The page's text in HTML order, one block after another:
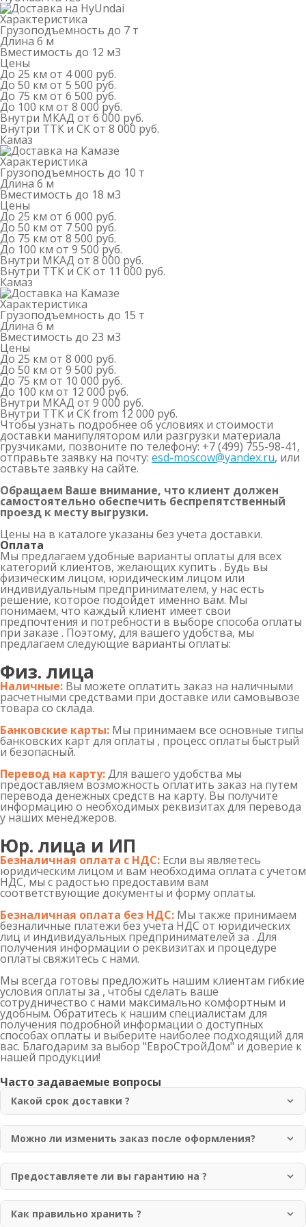
Характеристика
Грузоподъемность до 7 т
Длина 6 м
Вместимость до 12 м3
Цены
До 25 км от 4 000 руб.
До 50 км от 5 500 руб.
До 75 км от 6 500 руб.
До 100 км от 8 000 руб.
Внутри МКАД от 6 000 руб.
Внутри ТТК и СКот 8 000 руб.
Камаз
Характеристика
Грузоподъемность до 10 т
Длина 6 м
Вместимость до 18 м3
Цены
До 25 км от 6 000 руб.
До 50 км от 7 500 руб.
До 75 км от 8 500 руб.
До 100 км от 9 500 руб.
Внутри МКАД от 8 000 руб.
Внутри ТТК и СКот 11 000 руб.
Камаз
Характеристика
Грузоподъемность до 15 т
Длина 6 м
Вместимость до 23 м3
Цены
До 25 км от 8 000 руб.
До 50 км от 9 500 руб.
До 75 км от 10 000 руб.
До 100 км от 12 000 руб.
Внутри МКАД от 9 000 руб.
Внутри ТТК и СКfrom 12 000 руб.
Чтобы узнать подробнее об условиях и стоимости
доставки манипулятором или разгрузки материала
грузчиками, позвоните по телефону: +7 (499) 755-98-41,
отправьте заявку на почту: esd-moscow@yandex.ru, или
оставьте заявку на сайте.
Обращаем Ваше внимание, что клиент должен
самостоятельно обеспечить беспрепятственный
проезд к месту выгрузки.
Цены на в каталоге указаны без учета доставки.
Оплата
Мы предлагаем удобные варианты оплаты для всех
категорий клиентов, желающих купить . Будь вы
физическим лицом, юридическим лицом или
индивидуальным предпринимателем, у нас есть
решение, которое подойдет именно вам. Мы
понимаем, что каждый клиент имеет свои
предпочтения и потребности в выборе способа оплаты
при заказе . Поэтому, для вашего удобства, мы
предлагаем следующие варианты оплаты:
Физ. лица
Наличные: Вы можете оплатить заказ на наличными
расчетными средствами при доставке или самовывозе
товара со склада.
Банковские карты: Мы принимаем все основные типы
банковских карт для оплаты , процесс оплаты быстрый
и безопасный.
Перевод на карту:Для вашего удобства мы
предоставляем возможность оплатить заказ на путем
перевода денежных средств на карту. Вы получите
информацию о необходимых реквизитах для перевода
у наших менеджеров.
Юр. лица и ИП
Безналичная оплата с НДС: Если вы являетесь
юридическим лицом и вам необходима оплата с учетом
НДС, мы с радостью предоставим вам
соответствующие документы и форму оплаты.
Безналичная оплата без НДС: Мы также принимаем
безналичные платежи без учета НДС от юридических
лиц и индивидуальных предпринимателей за . Для
получения информации о реквизитах и процедуре
оплаты свяжитесь с нами.
Мы всегда готовы предложить нашим клиентам гибкие
условия оплаты за , чтобы сделать ваше
сотрудничество с нами максимально комфортным и
удобным. Обратитесь к нашим специалистам для
получения подробной информации о доступных
способах оплаты и выберите наиболее подходящий для
вас. Благодарим за выбор "ЕвроСтройДом" и доверие к
нашей продукции!
Часто задаваемые вопросы
Какой срок доставки ?
Доставка осуществляется в течение 1-3 рабочих дней
по Москве и области. Для отдаленных регионов срок
доставки может составлять до 7 рабочих дней.
Можно ли изменить заказ после оформления?
Да, вы можете изменить заказ в течение 2 часов после
оформления. Для этого свяжитесь с нашим менеджером
по телефону +7 (499) 755-98-41.
Предоставляете ли вы гарантию на ?
Да, мы предоставляем гарантию 12 месяцев на всю
нашу продукцию. Гарантия покрывает
Как правильно хранить ?